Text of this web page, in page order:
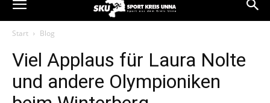
Start Blog
Viel Applaus für Laura Nolte
und andere Olympioniken